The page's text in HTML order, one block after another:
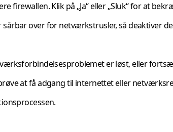
firewallen. Klik på „Ja“ eller „Sluk“ for at
over for netværkstrusler, så deaktiver
er løst, eller
at få adgang til internettet eller